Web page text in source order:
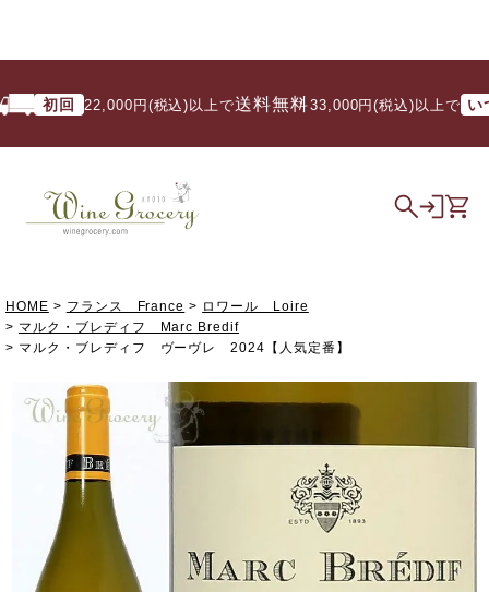
回 22,000円(税込)以上で送料無料/ 33,000円(税込)以上で いつでも
HOME フランス France
ロワール Loire
マルク・ブレディフ Marc Bredif
マルク・ブレディフ ヴーヴレ 2024【人気定番】